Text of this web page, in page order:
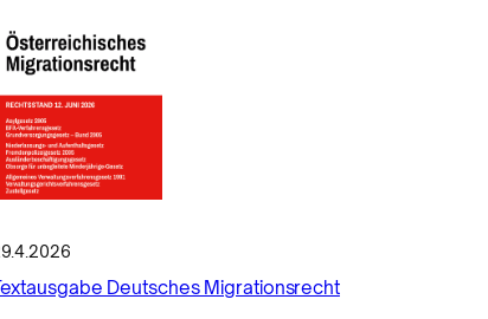
Deutsches Migrationsrecht